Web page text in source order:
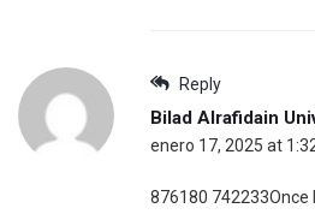
Reply
Bilad Alrafidain
enero 17, 2025 at
876180 742233Once